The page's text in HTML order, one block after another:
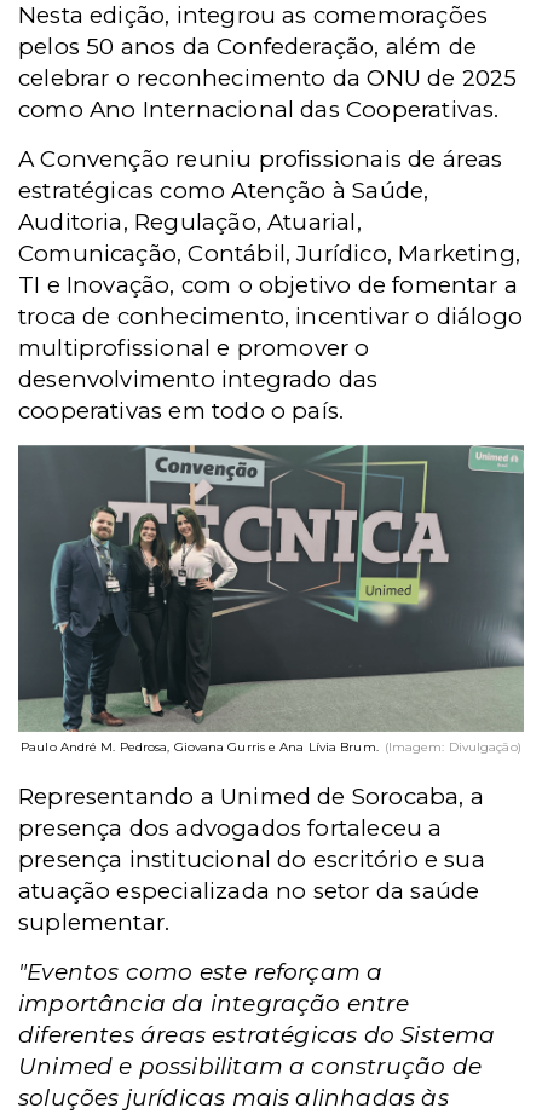
Nesta edição, integrou as comemorações
pelos 50 anos da Confederação, além de
celebrar o reconhecimento da ONU de 2025
como Ano Internacional das Cooperativas.
A Convenção reuniu profissionais de áreas
estratégicas como Atenção à Saúde,
Auditoria, Regulação, Atuarial,
Comunicação, Contábil, Jurídico, Marketing,
TI e Inovação, com o objetivo de fomentar a
troca de conhecimento, incentivar o diálogo
multiprofissional e promover o
desenvolvimento integrado das
cooperativas em todo o país.
Paulo André M. Pedrosa, Giovana Gurris e Ana Lívia Brum. (Imagem: Divulgação)
Representando a Unimed de Sorocaba, a
presença dos advogados fortaleceu a
presença institucional do escritório e sua
atuação especializada no setor da saúde
suplementar.
"Eventos como este reforçam a
importância da integração entre
diferentes áreas estratégicas do Sistema
Unimed e possibilitam a construção de
soluções jurídicas mais alinhadas às